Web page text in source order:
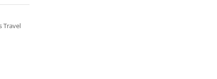
Travel